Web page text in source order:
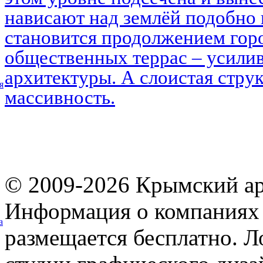
нависают над землёй
становится продолжением
общественных террас –
архитектуры. А слоистая
массивность.
© 2009-2026 Крымский
Информация о компаниях
размещается бесплатно.